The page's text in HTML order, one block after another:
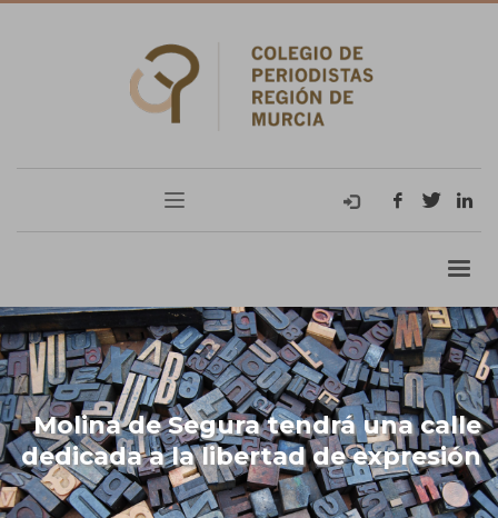
Molina de Segura tendrá una calle
dedicada a la libertad de expresión